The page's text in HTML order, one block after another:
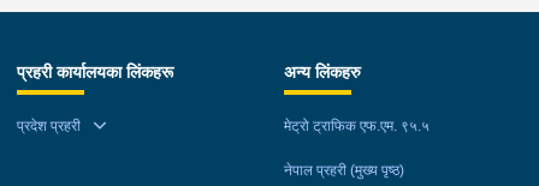
प्रहरी कार्यालयका लिंकहरू
प्रदेश प्रहरी
अन्य लिंकहरु
मेट्रो ट्राफिक एफ.एम. ९५.५
नेपाल प्रहरी (मुख्य पृष्ठ)